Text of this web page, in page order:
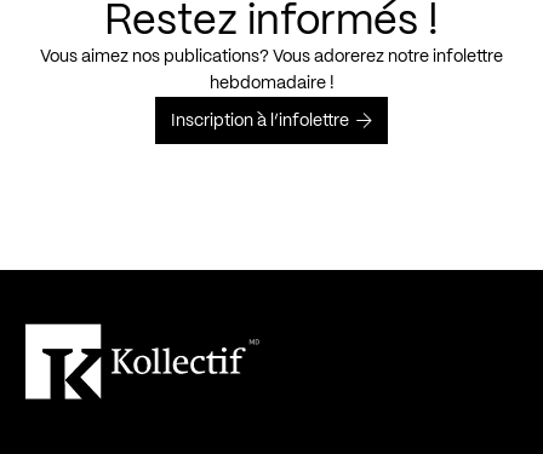
Restez informés !
Vous aimez nos publications? Vous adorerez notre infolettre
hebdomadaire !
Inscription à l’infolettre